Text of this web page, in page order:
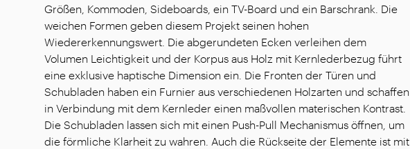
Größen, Kommoden, Sideboards, ein TV-Board und ein Barschrank. Die
weichen Formen geben diesem Projekt seinen hohen
Wiedererkennungswert. Die abgerundeten Ecken verleihen dem
Volumen Leichtigkeit und der Korpus aus Holz mit Kernlederbezug führt
eine exklusive haptische Dimension ein. Die Fronten der Türen und
Schubladen haben ein Furnier aus verschiedenen Holzarten und schaffen
in Verbindung mit dem Kernleder einen maßvollen materischen Kontrast.
Die Schubladen lassen sich mit einen Push-Pull Mechanismus öffnen, um
die förmliche Klarheit zu wahren. Auch die Rückseite der Elemente ist mit